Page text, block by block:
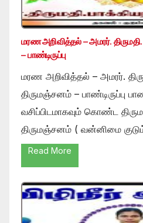
மரண அறிவித்தல் – அமரர்.
– பாண்டிருப்பு
மரண அறிவித்தல் – அமரர்.
திருமஞ்சனம் – பாண்டிருப்பு
வசிப்பிடமாகவும் கொண்ட
திருமஞ்சனம் ( வன்னிமை
Read More